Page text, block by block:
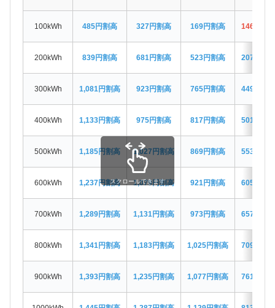
100kWh 485円割高 327円割高 169円割高 146円お
200kWh 839円割高 681円割高 523円割高 207円割
300kWh 1,081円割高 923円割高 765円割高 449円割
400kWh 1,133円割高 975円割高 817円割高 501円割
500kWh 1,185円割高 1,027円割高 869円割高 553円割
600kWh 1,237円割高 1,079円割高 921円割高 605円割
700kWh 1,289円割高 1,131円割高 973円割高 657円割
800kWh 1,341円割高 1,183円割高 1,025円割高 709円割
900kWh 1,393円割高 1,235円割高 1,077円割高 761円割
スクロールできます